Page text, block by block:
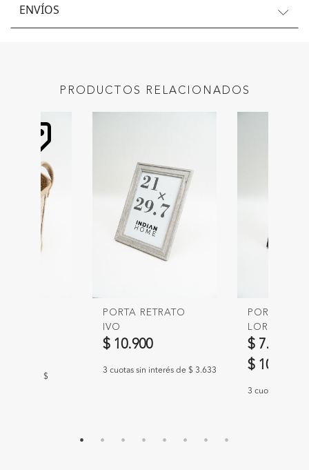
ENVÍOS
PRODUCTOS RELACIONADOS
interés de $
PORTA RETRATO
IVO
$ 10.900
3 cuotas sin interés de $ 3.633
PORTA
LORA
$ 7.900
$ 10.900
3 cuotas sin